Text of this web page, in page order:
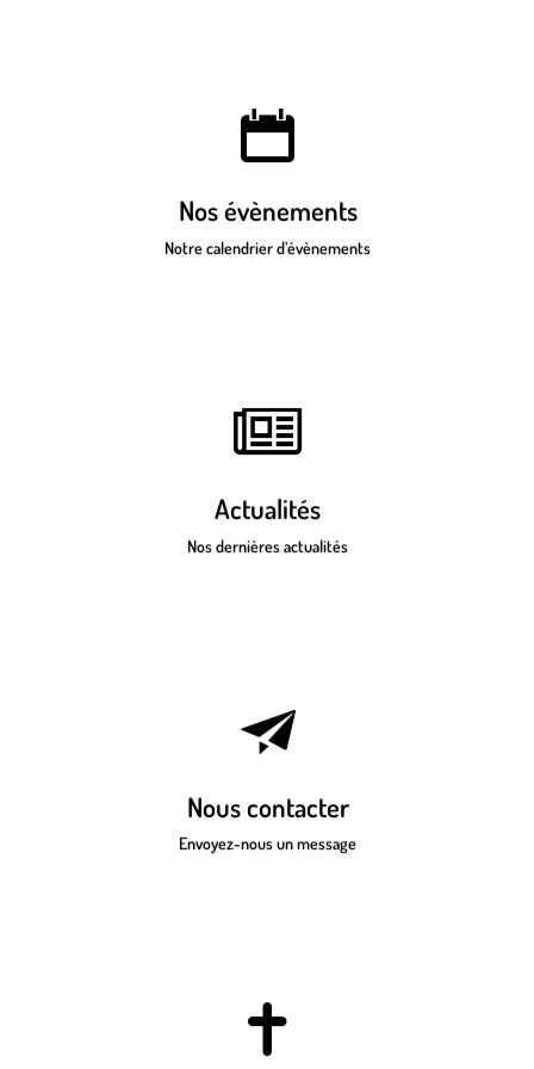
Nos évènements
Notre calendrier d’évènements
évènements passés ou à venir
Actualités
Nos dernières actualités
actualités
Nous contacter
Envoyez-nous un message
notre formulaire de contact